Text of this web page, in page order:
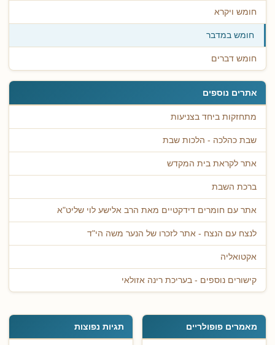
חומש ויקרא
חומש במדבר
חומש דברים
אתרים נוספים
מתחזקות ביחד בצניעות
שבת כהלכה - הלכות שבת
אתר לקראת בית המקדש
ברכת השבת
אתר עם חומרים דידקטיים מאת הרב אלישע לוי שליט"א
לנצח עם הנצח - אתר לזכרו של הנער משה הי"ד
אקטואליה
קישורים נוספים - בעריכת רינה אזולאי
מאמרים פופולריים תגיות נפוצות